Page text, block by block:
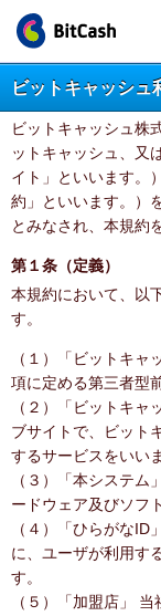
ビットキャッシュ
ビットキャッシュ株
ットキャッシュ、又
イト」といいます。
約」といいます。）
とみなされ、本規約
第１条（定義）
本規約において、以
す。
（１）「ビットキ
項に定める第三者型
（２）「ビットキ
ブサイトで、ビット
するサービスをいい
（３）「本システ
ードウェア及びソフ
（４）「ひらがな
に、ユーザが利用す
す。
（５）「加盟店」